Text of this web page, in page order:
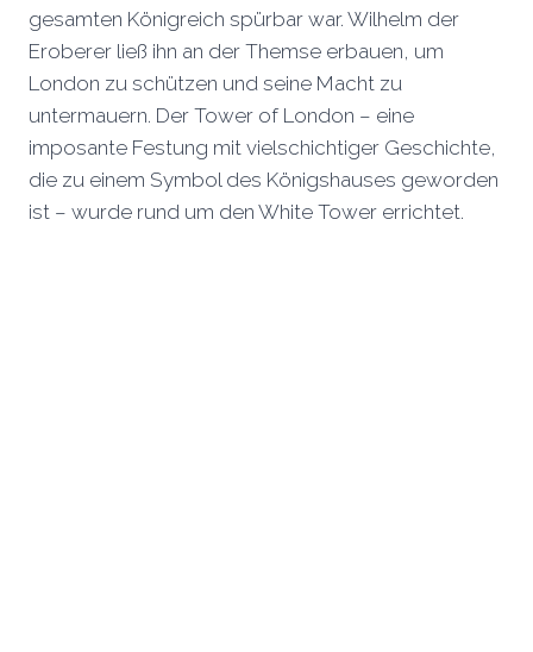
gesamten Königreich spürbar war. Wilhelm der
Eroberer ließ ihn an der Themse erbauen, um
London zu schützen und seine Macht zu
untermauern. Der Tower of London – eine
imposante Festung mit vielschichtiger Geschichte,
die zu einem Symbol des Königshauses geworden
ist – wurde rund um den White Tower errichtet.